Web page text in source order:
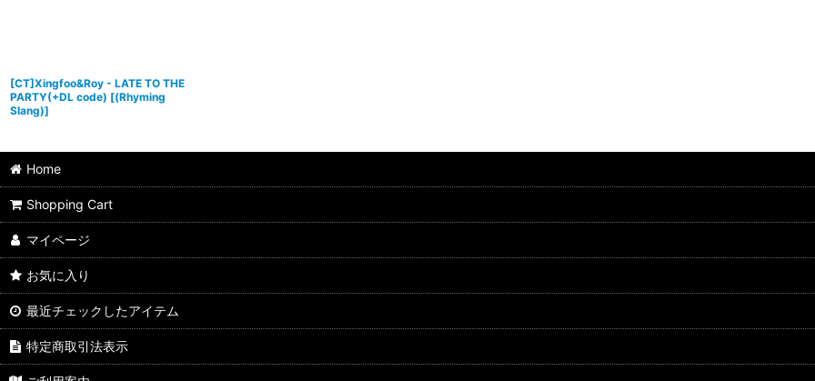
[CT]Xingfoo&Roy - LATE TO THE
PARTY(+DL code) [(Rhyming
Slang)]
Home
Shopping Cart
マイページ
お気に入り
最近チェックしたアイテム
特定商取引法表示